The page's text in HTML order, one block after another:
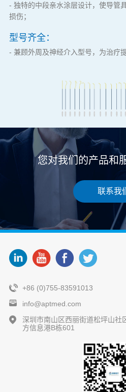
- 独特的中段亲水涂层设计，使导管
损伤；
型号齐全：
- 兼顾外周及神经介入型号，为治疗
您对我们的产品和
联系我们
+86 (0)755-83591013
info@aptmed.com
深圳市南山区西丽街道松坪山社
方信息港B栋601